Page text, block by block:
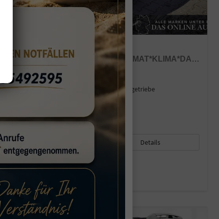
DACIA SANDERO
ESSENTIAL TCE 100 MJ26 TEMPOMAT*KLIMA*DAB*PDC
Fahrzeugnr. 44590
Schaltgetriebe
AußenfarbeWeiß
01.05.2026
16.140,– €
incl. 19% MwSt.
Details
Verbrauch kombiniert:
5,00 l/100km
CO2-Klasse:C
113,00 g/km